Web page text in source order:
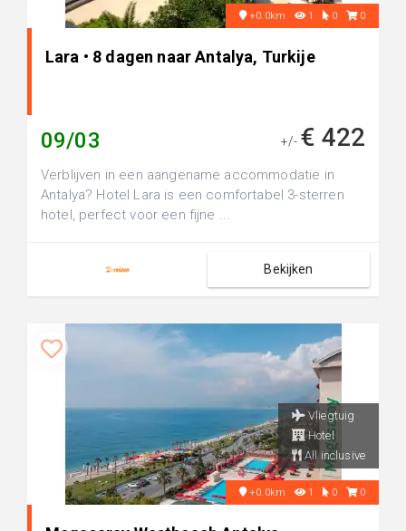
+0.0km 1 0 0
Lara • 8 dagen naar Antalya, Turkije
09/03 +/- € 422
Verblijven in een aangename accommodatie in
Antalya? Hotel Lara is een comfortabel 3-sterren
hotel, perfect voor een fijne ...
Bekijken
Vliegtuig
Hotel
All inclusive
+0.0km 1 0 0